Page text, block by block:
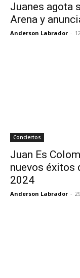
Juanes agota
Arena y
Anderson Labrador -
Conciertos
Juan Es
nuevos éxitos
2024
Anderson Labrador -